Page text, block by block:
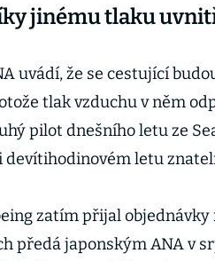
jinému tlaku
uvádí, že se cestující
tlak vzduchu v něm
pilot dnešního letu ze
devítihodinovém letu
zatím přijal objednávky
předá japonským ANA v